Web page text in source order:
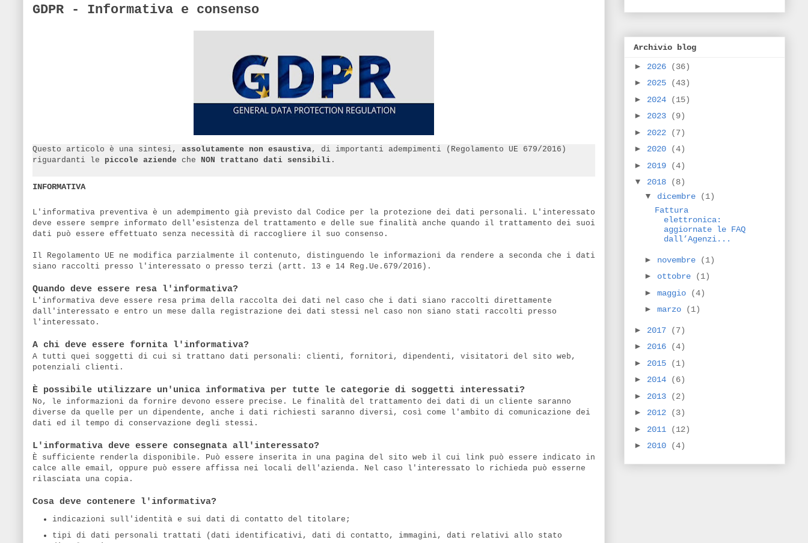
GDPR - Informativa e consenso
Questo articolo è una sintesi, assolutamente non esaustiva, di importanti adempimenti (Regolamento UE 679/2016)
riguardanti le piccole aziende che NON trattano dati sensibili .
INFORMATIVA
L'informativa preventiva è un adempimento già previsto dal Codice per la protezione dei dati personali. L'interessato
deve essere sempre informato dell'esistenza del trattamento e delle sue finalità anche quando il trattamento dei suoi
dati può essere effettuato senza necessità di raccogliere il suo consenso.
Il Regolamento UE ne modifica parzialmente il contenuto, distinguendo le informazioni da rendere a seconda che i dati
siano raccolti presso l'interessato o presso terzi (artt. 13 e 14 Reg.Ue.679/2016).
Quando deve essere resa l'informativa?
L'informativa deve essere resa prima della raccolta dei dati nel caso che i dati siano raccolti direttamente
dall'interessato e entro un mese dalla registrazione dei dati stessi nel caso non siano stati raccolti presso
l'interessato.
A chi deve essere fornita l'informativa?
A tutti quei soggetti di cui si trattano dati personali: clienti, fornitori, dipendenti, visitatori del sito web,
potenziali clienti.
È possibile utilizzare un'unica informativa per tutte le categorie di soggetti interessati?
No, le informazioni da fornire devono essere precise. Le finalità del trattamento dei dati di un cliente saranno
diverse da quelle per un dipendente, anche i dati richiesti saranno diversi, così come l'ambito di comunicazione dei
dati ed il tempo di conservazione degli stessi.
L'informativa deve essere consegnata all'interessato?
È sufficiente renderla disponibile. Può essere inserita in una pagina del sito web il cui link può essere indicato in
calce alle email, oppure può essere affissa nei locali dell'azienda. Nel caso l'interessato lo richieda può esserne
rilasciata una copia.
Cosa deve contenere l'informativa?
indicazioni sull'identità e sui dati di contatto del titolare;
tipi di dati personali trattati (dati identificativi, dati di contatto, immagini, dati relativi allo stato
Archivio blog
► 2026
(36)
► 2025
(43)
► 2024
(15)
► 2023
(9)
► 2022
(7)
► 2020
(4)
► 2019
(4)
▼ 2018
(8)
▼ dicembre
(1)
Fattura
elettronica:
aggiornate le FAQ
dall’Agenzi...
► novembre
(1)
► ottobre
(1)
► maggio
(4)
► marzo (1)
► 2017
(7)
► 2016
(4)
► 2015
(1)
► 2014
(6)
► 2013
(2)
► 2012
(3)
► 2011
(12)
► 2010 (4)